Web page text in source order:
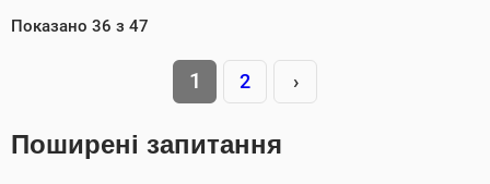
Показано 36 з 47
1 2 ›
Поширені запитання